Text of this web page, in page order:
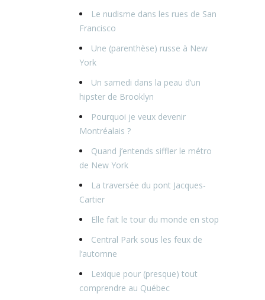
Le nudisme dans les rues de San
Francisco
Une (parenthèse) russe à New
York
Un samedi dans la peau d’un
hipster de Brooklyn
Pourquoi je veux devenir
Montréalais ?
Quand j’entends siffler le métro
de New York
La traversée du pont Jacques-
Cartier
Elle fait le tour du monde en stop
Central Park sous les feux de
l’automne
Lexique pour (presque) tout
comprendre au Québec